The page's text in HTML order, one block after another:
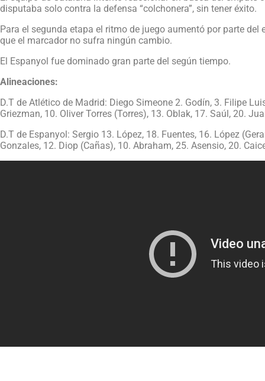
disputaba solo contra la defensa “colchonera”, sin tener éxito.
Para el segunda etapa el ritmo de juego aumentó por parte
que el marcador no sufra ningún cambio.
El Espanyol fue dominado gran parte del según tiempo.
Alineaciones:
D.T de Atlético de Madrid: Diego Simeone 2. Godín, 3. Filipe
Griezman, 10. Oliver Torres (Torres), 13. Oblak, 17. Saúl, 20.
D.T de Espanyol: Sergio 13. López, 18. Fuentes, 16. López
Gonzales, 12. Diop (Cañas), 10. Abraham, 25. Asensio, 20.